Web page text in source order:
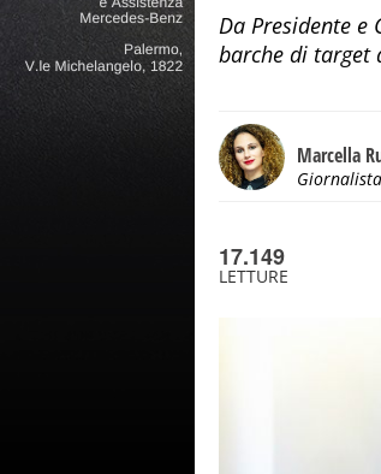
Da Presidente e
barche di target
Marcella
17.149
LETTURE